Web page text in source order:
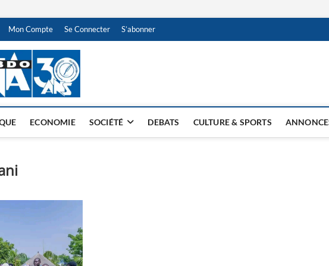
Mon Compte Se Connecter S’abonner
NDJAMENA HEBDO
ECONOMIE SOCIÉTÉ DEBATS CULTURE & SPORTS